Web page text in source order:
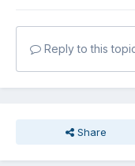
Reply to this
Share